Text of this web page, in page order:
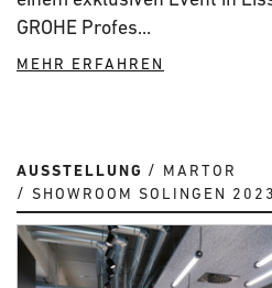
GROHE Profes...
MEHR ERFAHREN
AUSSTELLUNG
MARTOR
SHOWROOM SOLINGEN 2023